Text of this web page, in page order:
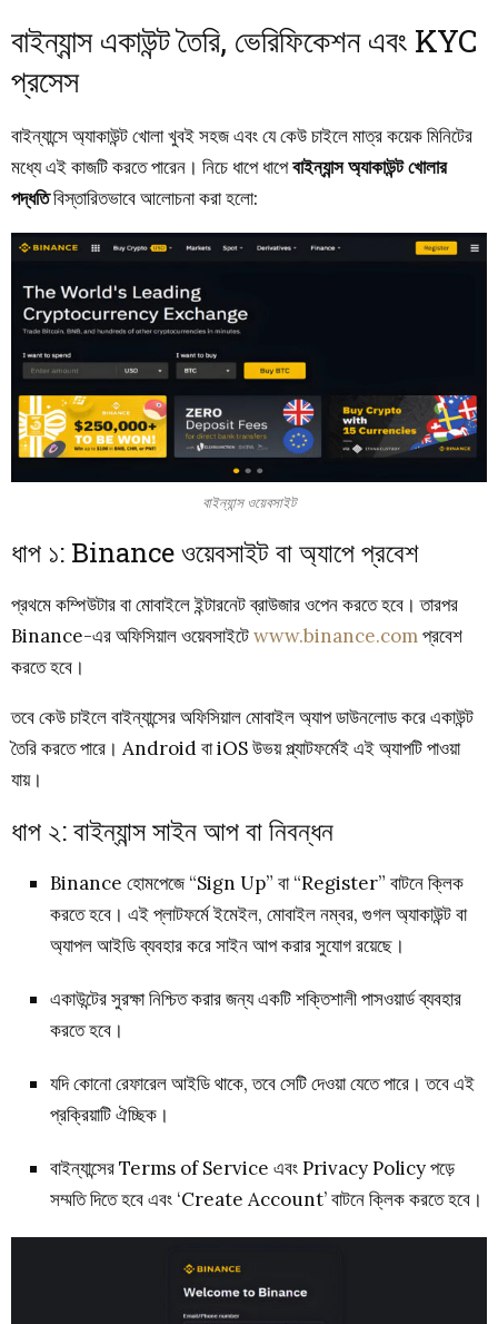
বাইন্যান্স একাউন্ট তৈরি, ভেরিফিকেশন এবং KYC
প্রসেস
বাইন্যান্সে অ্যাকাউন্ট খোলা খুবই সহজ এবং যে কেউ চাইলে মাত্র কয়েক মিনিটের
মধ্যে এই কাজটি করতে পারেন। নিচে ধাপে ধাপেবাইন্যান্স অ্যাকাউন্ট খোলার
পদ্ধতিবিস্তারিতভাবে আলোচনা করা হলো:
বাইন্যান্স ওয়েবসাইট
ধাপ ১: Binance ওয়েবসাইট বা অ্যাপে প্রবেশ
প্রথমে কম্পিউটার বা মোবাইলে ইন্টারনেট ব্রাউজার ওপেন করতে হবে। তারপর
Binance-এর অফিসিয়াল ওয়েবসাইটেwww.binance.comপ্রবেশ
করতে হবে।
তবে কেউ চাইলে বাইন্যান্সের অফিসিয়াল মোবাইল অ্যাপ ডাউনলোড করে একাউন্ট
তৈরি করতে পারে। Android বা iOS উভয় প্ল্যাটফর্মেই এই অ্যাপটি পাওয়া
যায়।
ধাপ ২: বাইন্যান্স সাইন আপ বা নিবন্ধন
Binance হোমপেজে “Sign Up” বা “Register” বাটনে ক্লিক
করতে হবে। এই প্লাটফর্মে ইমেইল, মোবাইল নম্বর, গুগল অ্যাকাউন্ট বা
অ্যাপল আইডি ব্যবহার করে সাইন আপ করার সুযোগ রয়েছে।
একাউন্টের সুরক্ষা নিশ্চিত করার জন্য একটি শক্তিশালী পাসওয়ার্ড ব্যবহার
করতে হবে।
যদি কোনো রেফারেল আইডি থাকে, তবে সেটি দেওয়া যেতে পারে। তবে এই
প্রক্রিয়াটি ঐচ্ছিক।
বাইন্যান্সের Terms of Service এবং Privacy Policy পড়ে
সম্মতি দিতে হবে এবং ‘Create Account’ বাটনে ক্লিক করতে হবে।